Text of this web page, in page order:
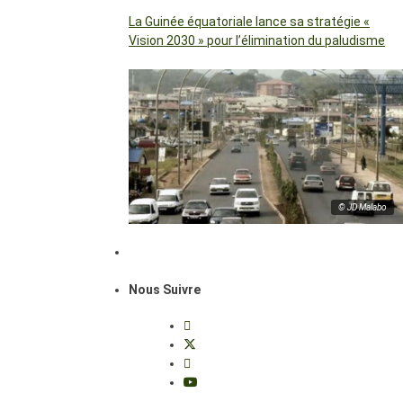
La Guinée équatoriale lance sa stratégie «
Vision 2030 » pour l’élimination du paludisme
© JD Malabo
Nous Suivre